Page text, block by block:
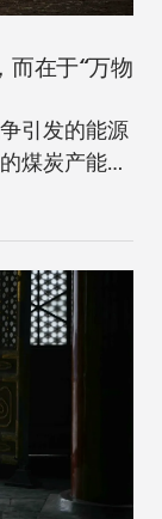
而在于“万物
引发的能源
煤炭产能可
逐步推进摆